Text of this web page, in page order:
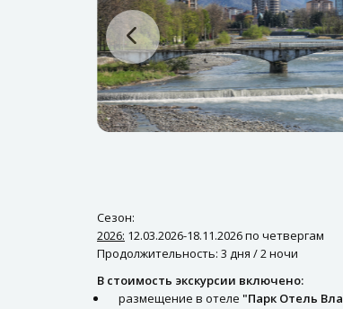
Сезон:
2026: 12.03.2026-18.11.2026 по четвергам
Продолжительность: 3 дня / 2 ночи
В стоимость экскурсии включено:
размещение в отеле "Парк Отель